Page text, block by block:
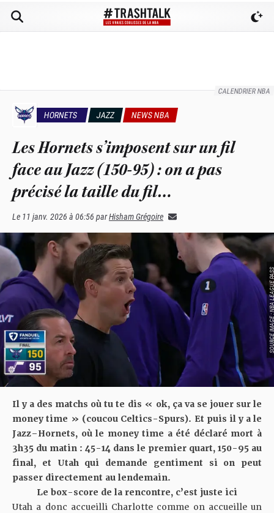
CALENDRIER NBA
HORNETS JAZZ NEWS NBA
Les Hornets s’imposent sur un fil
face au Jazz (150-95) : on a pas
précisé la taille du fil…
Le 11 janv. 2026 à 06:56 parHisham Grégoire
SOURCE
Il y a des matchs où tu te dis « ok, ça va se jouer sur le
money time » (coucou Celtics-Spurs). Et puis il y a le
Jazz–Hornets, où le money time a été déclaré mort à
3h35 du matin : 45-14 dans le premier quart, 150-95 au
final, et Utah qui demande gentiment si on peut
passer directement au lendemain.
Le box-score de la rencontre, c’est juste ici
Utah a donc accueilli Charlotte comme on accueille un